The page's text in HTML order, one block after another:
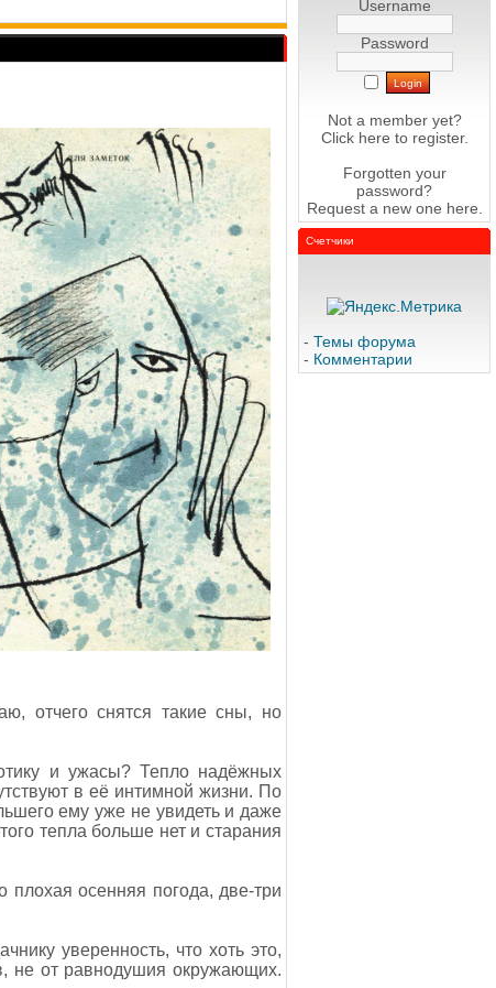
отчего снятся такие сны, но
и ужасы? Тепло надёжных
в её интимной жизни. По
ему уже не увидеть и даже
тепла больше нет и старания
плохая осенняя погода, две-три
уверенность, что хоть это,
не от равнодушия окружающих.
Username
Password
Not a member yet?
Click here to register.
Forgotten your
password?
Request a new one here
Счетчики
- Темы форума
- Комментарии